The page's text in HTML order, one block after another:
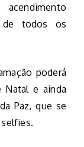
de todos os
poderá
Natal e ainda
Paz, que se